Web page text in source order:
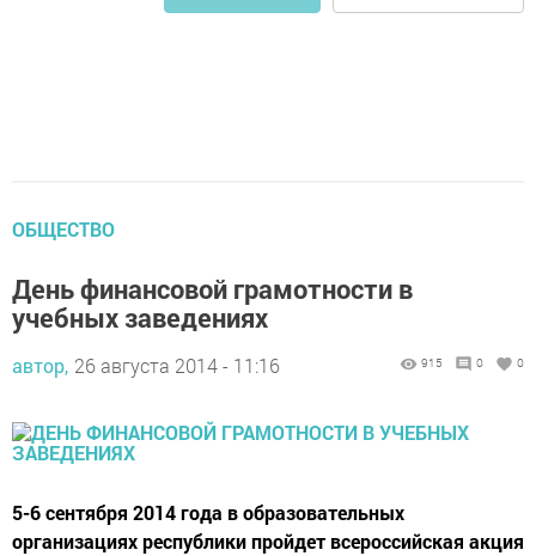
ОБЩЕСТВО
День финансовой грамотности в
учебных заведениях
автор, 26 августа 2014 - 11:16 915 0 0
5-6 сентября 2014 года в образовательных
организациях республики пройдет всероссийская акция